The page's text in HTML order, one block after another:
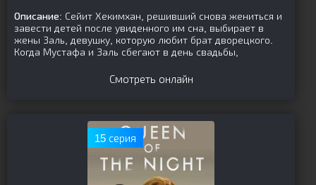
Описание: Сейит Хекимхан, решивший снова жениться и
завести детей после увиденного им сна, выбирает в
жены Заль, девушку, которую любит брат дворецкого.
Когда Мустафа и Заль сбегают в день свадьбы,
Смотреть онлайн
15 серия